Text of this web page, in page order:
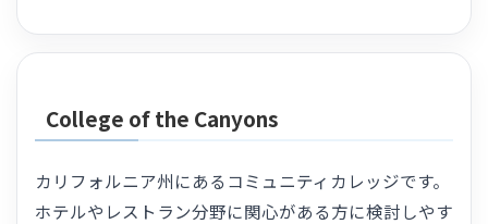
College of the Canyons
カリフォルニア州にあるコミュニティカレッジです。
ホテルやレストラン分野に関心がある方に検討しやす